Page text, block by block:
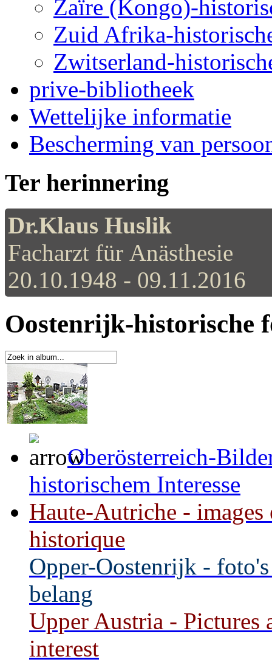
Zaïre (Kongo)-
Zuid Afrika-
Zwitserland-
prive-bibliotheek
Wettelijke informatie
Bescherming van
Ter herinnering
Dr.Klaus Huslik
Facharzt für Anästhesie
20.10.1948 - 09.11.2016
Oostenrijk-historische
Oberösterreich-
historischem Interesse
Haute-Autriche -
historique
Opper-Oostenrijk -
belang
Upper Austria - Pictures
interest